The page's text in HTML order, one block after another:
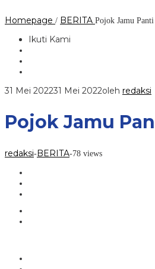
Homepage / BERITA Pojok Jamu
Ikuti Kami
31 Mei 202231 Mei 2022oleh redaksi
Pojok Jamu
redaksi-BERITA-78 views